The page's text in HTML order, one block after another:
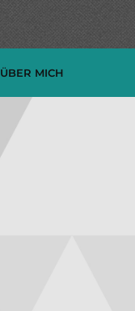
ÜBER MICH